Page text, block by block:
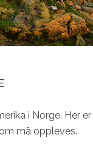
i Norge. Her
må oppleves.